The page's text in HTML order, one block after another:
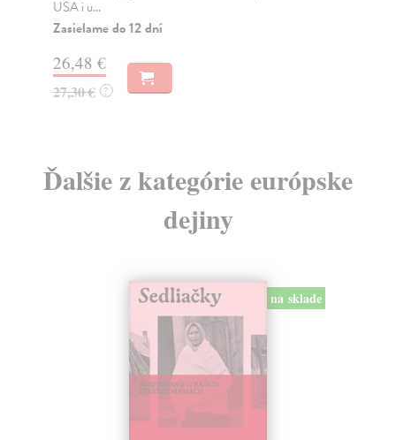
Zasielame do 12 dní
13,19 €
13,60 €
Ďalšie z kategórie európske
dejiny
na sklade